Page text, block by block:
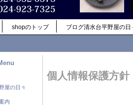
shopのトップ ブログ清水台平野屋の日
屋の日々
内
個人情報保護方針